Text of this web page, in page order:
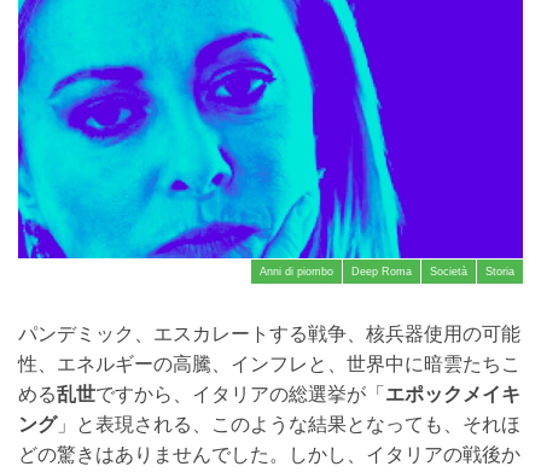
Anni di piombo Deep Roma Società Storia
パンデミック、エスカレートする戦争、核兵器使用の可能
性、エネルギーの高騰、インフレと、世界中に暗雲たちこ
める乱世ですから、イタリアの総選挙が「 エポックメイキ
ング」と表現される、このような結果となっても、それほ
どの驚きはありませんでした。しかし、イタリアの戦後か